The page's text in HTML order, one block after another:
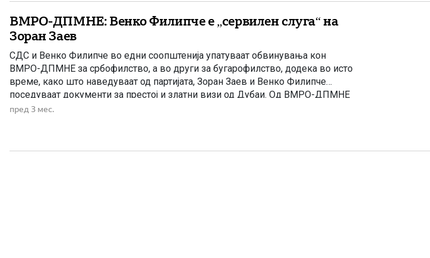
ВМРО-ДПМНЕ: Венко Филипче е „сервилен слуга“ на
Зоран Заев
СДС и Венко Филипче во едни соопштенија упатуваат обвинувања кон
ВМРО-ДПМНЕ за србофилство, а во други за бугарофилство, додека во исто
време, како што наведуваат од партијата, Зоран Заев и Венко Филипче
поседуваат документи за престој и златни визи од Дубаи. Од ВМРО-ДПМНЕ
велат дека Венко Филипче е „сервилен слуга“ на Зоран Заев, а дека […]
пред 3 мес.